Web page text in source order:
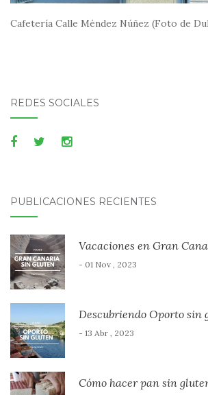
Cafetería Calle Méndez Núñez (Foto de
REDES SOCIALES
PUBLICACIONES RECIENTES
Vacaciones en Gran
- 01 Nov , 2023
Descubriendo Oporto sin
- 13 Abr , 2023
Cómo hacer pan sin